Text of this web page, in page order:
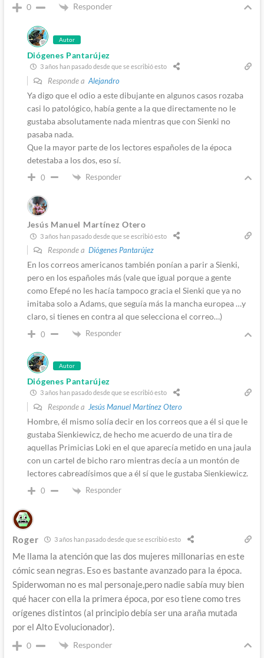
0 Responder
Autor
Diógenes Pantarújez
3 años han pasado desde que se escribió esto
Responde a Alejandro
Ya digo que el odio a este dibujante en algunos casos rozaba
casi lo patológico, había gente a la que directamente no le
gustaba absolutamente nada mientras que con Sienki no
pasaba nada.
Que la mayor parte de los lectores españoles de la época
detestaba a los dos, eso sí.
0 Responder
Jesús Manuel Martínez Otero
3 años han pasado desde que se escribió esto
Responde a Diógenes Pantarújez
En los correos americanos también ponían a parir a Sienki,
pero en los españoles más (vale que igual porque a gente
como Efepé no les hacía tampoco gracia el Sienki que ya no
imitaba solo a Adams, que seguía más la mancha europea …y
claro, si tienes en contra al que selecciona el correo…)
0 Responder
Autor
Diógenes Pantarújez
3 años han pasado desde que se escribió esto
Responde a Jesús Manuel Martínez Otero
Hombre, él mismo solía decir en los correos que a él si que le
gustaba Sienkiewicz, de hecho me acuerdo de una tira de
aquellas Primicias Loki en el que aparecía metido en una jaula
con un cartel de bicho raro mientras decía a un montón de
lectores cabreadísimos que a él sí que le gustaba Sienkiewicz.
0 Responder
Roger 3 años han pasado desde que se escribió esto
Me llama la atención que las dos mujeres millonarias en este
cómic sean negras. Eso es bastante avanzado para la época.
Spiderwoman no es mal personaje,pero nadie sabía muy bien
qué hacer con ella la primera época, por eso tiene como tres
orígenes distintos (al principio debía ser una araña mutada
por el Alto Evolucionador).
0 Responder